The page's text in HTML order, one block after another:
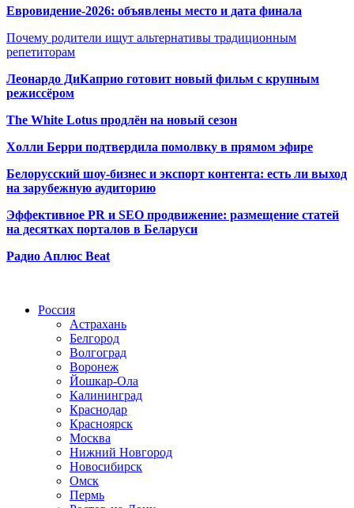
Евровидение-2026: объявлены место и дата финала
Почему родители ищут альтернативы традиционным
репетиторам
Леонардо ДиКаприо готовит новый фильм с крупным
режиссёром
The White Lotus продлён на новый сезон
Холли Берри подтвердила помолвку в прямом эфире
Белорусский шоу-бизнес и экспорт контента: есть ли выход
на зарубежную аудиторию
Эффективное PR и SEO продвижение: размещение статей
на десятках порталов в Беларуси
Радио Аплюс Beat
Россия
Астрахань
Белгород
Волгоград
Воронеж
Йошкар-Ола
Калининград
Краснодар
Красноярск
Москва
Нижний Новгород
Новосибирск
Омск
Пермь